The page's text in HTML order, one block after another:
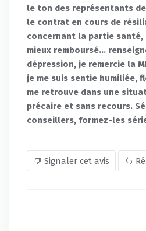
le ton des représentants
le contrat en cours de
concernant la partie santé,
mieux remboursé...
dépression, je remercie la
je me suis sentie humiliée,
me retrouve dans une
précaire et sans recours.
conseillers, formez-les
Signaler cet avis